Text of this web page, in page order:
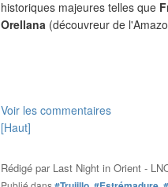
historiques majeures telles que
Orellana (découvreur de
Voir les commentaires
[Haut]
Rédigé par Last Night in Orient -